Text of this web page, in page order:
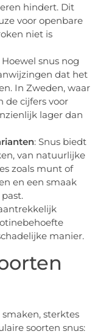
hindert. Dit
voor openbare
niet is
Hoewel snus nog
dat het
In Zweden, waar
de cijfers voor
lager dan
: Snus biedt
van natuurlijke
zoals munt of
en een smaak
manier.
sterktes
soorten snus: